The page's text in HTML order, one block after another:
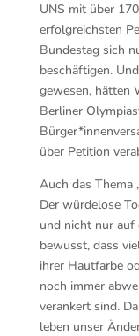
UNS mit über
erfolgreichsten
Bundestag sich
beschäftigen.
gewesen, hätten
Berliner
über Petition
Auch das Thema
Der würdelose
und nicht nur auf
bewusst, dass
ihrer Hautfarbe
noch immer
verankert sind.
leben unser